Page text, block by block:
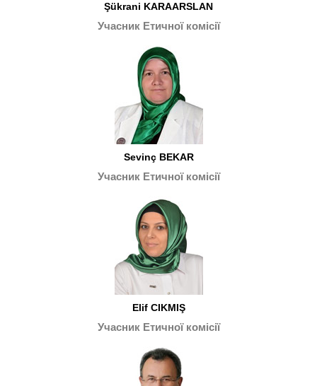
Şükrani KARAARSLAN
Учасник Етичної комісії
Sevinç BEKAR
Учасник Етичної комісії
Elif CIKMIŞ
Учасник Етичної комісії